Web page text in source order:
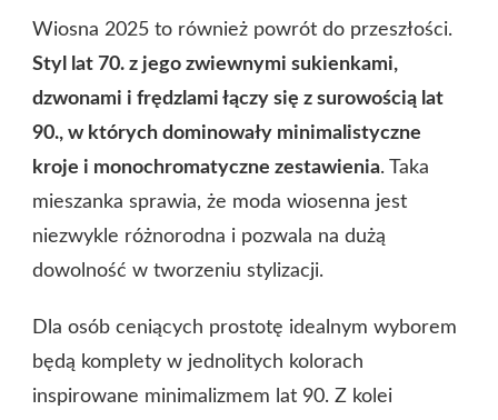
Wiosna 2025 to również powrót do przeszłości.
Styl lat 70. z jego zwiewnymi sukienkami,
dzwonami i frędzlami łączy się z surowością lat
90., w których dominowały minimalistyczne
kroje i monochromatyczne zestawienia. Taka
mieszanka sprawia, że moda wiosenna jest
niezwykle różnorodna i pozwala na dużą
dowolność w tworzeniu stylizacji.
Dla osób ceniących prostotę idealnym wyborem
będą komplety w jednolitych kolorach
inspirowane minimalizmem lat 90. Z kolei